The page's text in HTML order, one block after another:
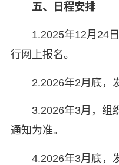
五、 日程安排
1.2025年12月24
行网上报名。
2.2026年2月底，
3.2026年3月，组
通知为准。
4.2026年3月底，